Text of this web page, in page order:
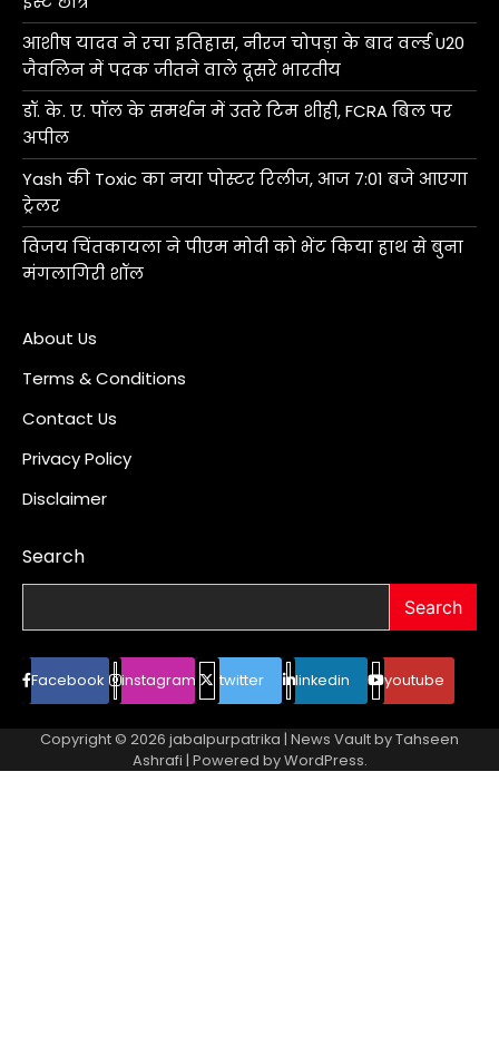
आशीष यादव ने रचा इतिहास, नीरज चोपड़ा के बाद वर्ल्ड U20
जैवलिन में पदक जीतने वाले दूसरे भारतीय
डॉ. के. ए. पॉल के समर्थन में उतरे टिम शीही, FCRA बिल पर
अपील
Yash की Toxic का नया पोस्टर रिलीज, आज 7:01 बजे आएगा
ट्रेलर
विजय चिंतकायला ने पीएम मोदी को भेंट किया हाथ से बुना
मंगलागिरी शॉल
About Us
Terms & Conditions
Contact Us
Privacy Policy
Disclaimer
Search
Search
Facebook instagram twitter linkedin youtube
Copyright © 2026 jabalpurpatrika | News Vault byTahseen
Ashrafi | Powered byWordPress.